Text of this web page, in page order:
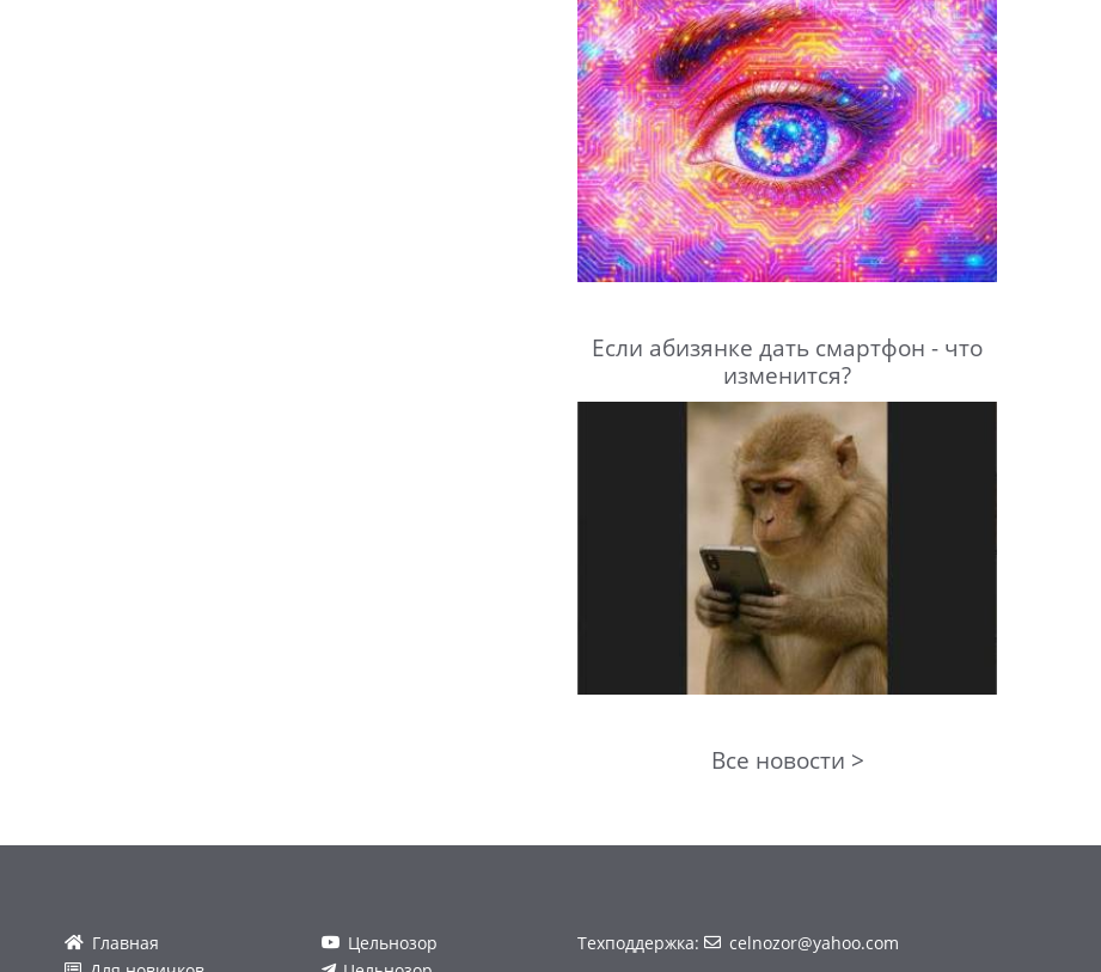
Если абизянке дать смартфон - что
изменится?
Все новости >
Главная
Цельнозор
Техподдержка: celnozor@yahoo.com